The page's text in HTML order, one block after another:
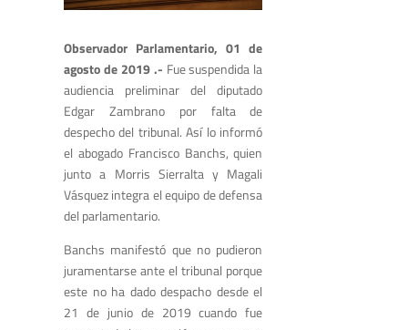
Observador Parlamentario, 01 de
agosto de 2019 .- Fue suspendida la
audiencia preliminar del diputado
Edgar Zambrano por falta de
despecho del tribunal. Así lo informó
el abogado Francisco Banchs, quien
junto a Morris Sierralta y Magali
Vásquez integra el equipo de defensa
del parlamentario.
Banchs manifestó que no pudieron
juramentarse ante el tribunal porque
este no ha dado despacho desde el
21 de junio de 2019 cuando fue